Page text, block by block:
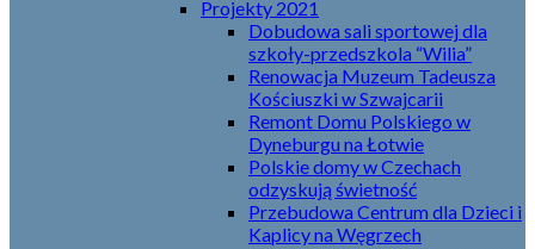
Projekty 2021
Dobudowa sali sportowej dla
szkoły-przedszkola “Wilia”
Renowacja Muzeum Tadeusza
Kościuszki w Szwajcarii
Remont Domu Polskiego w
Dyneburgu na Łotwie
Polskie domy w Czechach
odzyskują świetność
Przebudowa Centrum dla Dzieci i
Kaplicy na Węgrzech